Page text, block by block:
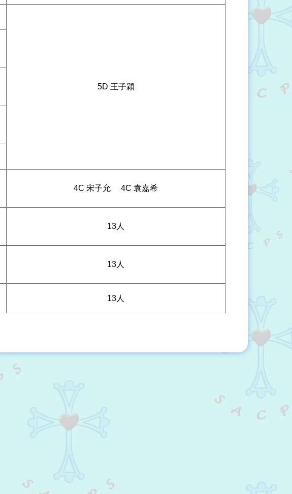
5D 王子穎
4C 宋子允 4C 袁嘉希
13人
13人
13人